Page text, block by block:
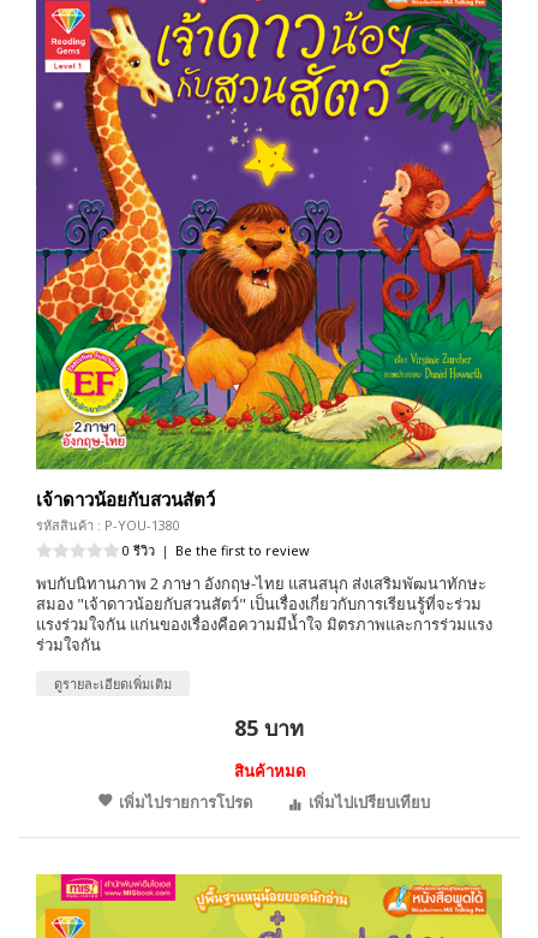
เจ้าดาวน้อยกับสวนสัตว์
รหัสสินค้า : P-YOU-1380
0 รีวิว | Be the first to review
พบกับนิทานภาพ 2 ภาษา อังกฤษ-ไทย แสนสนุก ส่งเสริมพัฒนาทักษะ
สมอง "เจ้าดาวน้อยกับสวนสัตว์" เป็นเรื่องเกี่ยวกับการเรียนรู้ที่จะร่วม
แรงร่วมใจกัน แก่นของเรื่องคือความมีน้ำใจ มิตรภาพและการร่วมแรง
ร่วมใจกัน
ดูรายละเอียดเพิ่มเติม
85 บาท
สินค้าหมด
เพิ่มไปรายการโปรด
เพิ่มไปเปรียบเทียบ